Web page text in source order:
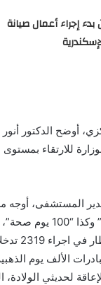
بدء إجراء أعمال صيانة
أوضح الدكتور
للارتقاء
مدير المستشفى،
ساهمت
الألف يوم
لحديثي الولادة،